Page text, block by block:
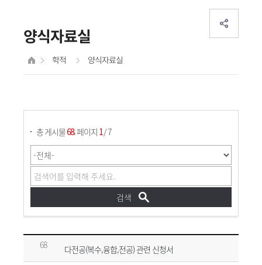
양식자료실
학적 양식자료실
총 게시물68,페이지 1/ 7
68
다전공(복수,융합,전공) 관련 신청서